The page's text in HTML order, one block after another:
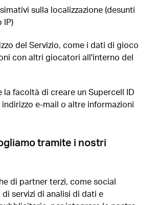
sulla localizzazione (desunti
IP)
del Servizio, come i dati di gioco
con altri giocatori all'interno del
la facoltà di creare un Supercell ID
e-mail o altre informazioni
tramite i nostri
di partner terzi, come social
servizi di analisi di dati e